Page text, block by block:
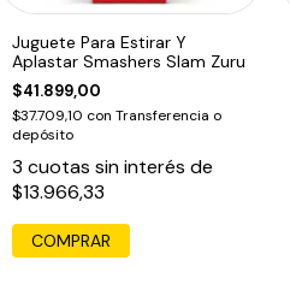
Juguete Para Estirar Y
Aplastar Smashers Slam Zuru
$41.899,00
$37.709,10 con Transferencia o
depósito
3 cuotas sin interés de
$13.966,33